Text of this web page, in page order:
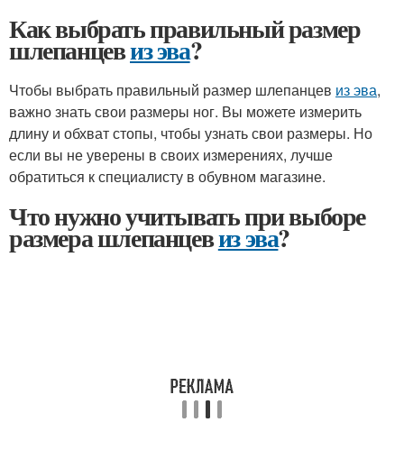
Как выбрать правильный размер
шлепанцевиз эва?
Чтобы выбрать правильный размер шлепанцев из эва,
важно знать свои размеры ног. Вы можете измерить
длину и обхват стопы, чтобы узнать свои размеры. Но
если вы не уверены в своих измерениях, лучше
обратиться к специалисту в обувном магазине.
Что нужно учитывать при выборе
размера шлепанцевиз эва?